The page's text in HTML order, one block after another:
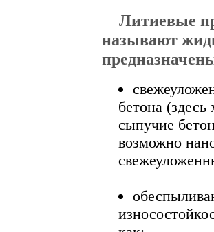
Литиевые
называют
бетона
сыпучие
возможно